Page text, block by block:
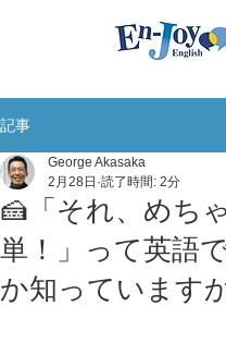
記事
🍰「それ、めち
単！」って英語
か知っています
George Akasaka
2月28日 読了時間: 2分